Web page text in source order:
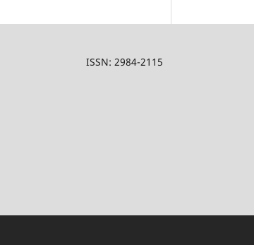
ISSN: 2984-2115